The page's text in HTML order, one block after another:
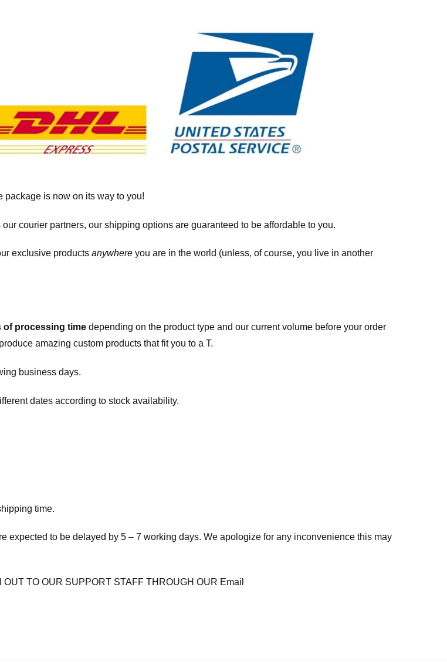
package is now on its way to you!
courier partners, our shipping options are guaranteed to be affordable to you.
exclusive products anywhere you are in the world (unless, of course, you live in another
of processing time depending on the product type and our current volume before your order
amazing custom products that fit you to a T.
business days.
dates according to stock availability.
time.
expected to be delayed by 5 – 7 working days. We apologize for any inconvenience this may
TO OUR SUPPORT STAFF THROUGH OUR Email